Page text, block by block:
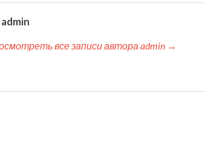
все записи автора admin →